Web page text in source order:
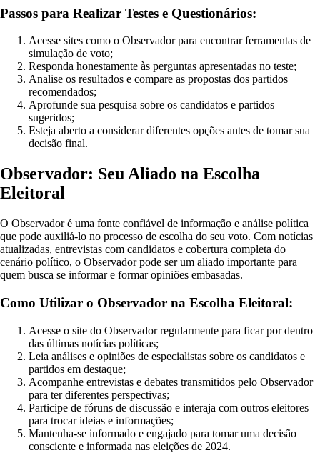
Passos para Realizar Testes e Questionários:
Acesse sites como o Observador para encontrar ferramentas de
simulação de voto;
Responda honestamente às perguntas apresentadas no teste;
Analise os resultados e compare as propostas dos partidos
recomendados;
Aprofunde sua pesquisa sobre os candidatos e partidos
sugeridos;
Esteja aberto a considerar diferentes opções antes de tomar sua
decisão final.
Observador: Seu Aliado na Escolha
Eleitoral
O Observador é uma fonte confiável de informação e análise política
que pode auxiliá-lo no processo de escolha do seu voto. Com notícias
atualizadas, entrevistas com candidatos e cobertura completa do
cenário político, o Observador pode ser um aliado importante para
quem busca se informar e formar opiniões embasadas.
Como Utilizar o Observador na Escolha Eleitoral:
Acesse o site do Observador regularmente para ficar por dentro
das últimas notícias políticas;
Leia análises e opiniões de especialistas sobre os candidatos e
partidos em destaque;
Acompanhe entrevistas e debates transmitidos pelo Observador
para ter diferentes perspectivas;
Participe de fóruns de discussão e interaja com outros eleitores
para trocar ideias e informações;
Mantenha-se informado e engajado para tomar uma decisão
consciente e informada nas eleições de 2024.